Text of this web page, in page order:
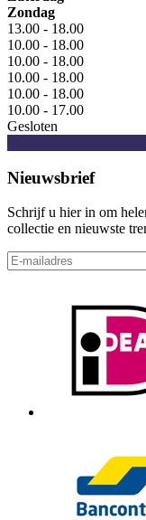
Zondag
13.00 - 18.00
10.00 - 18.00
10.00 - 18.00
10.00 - 18.00
10.00 - 18.00
10.00 - 17.00
Gesloten
Nieuwsbrief
Schrijf u hier in om
collectie en nieuwste